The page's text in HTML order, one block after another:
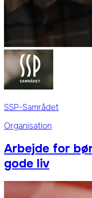
SSP-Samrådet
Organisation
Arbejde for
gode liv